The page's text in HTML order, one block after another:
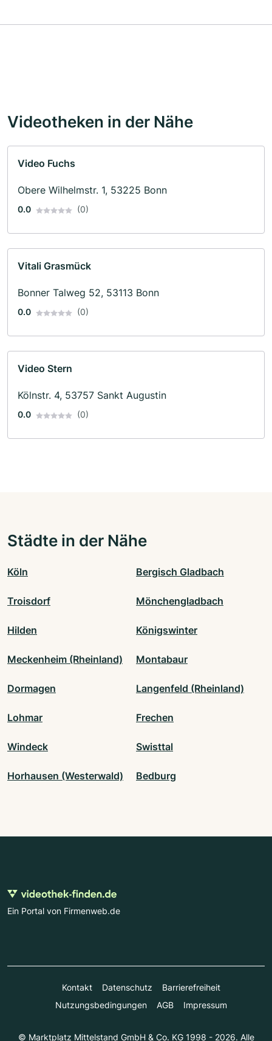
Videotheken in der Nähe
Video Fuchs
Obere Wilhelmstr. 1, 53225 Bonn
0.0 (0)
Vitali Grasmück
Bonner Talweg 52, 53113 Bonn
0.0 (0)
Video Stern
Kölnstr. 4, 53757 Sankt Augustin
0.0 (0)
Städte in der Nähe
Köln Bergisch Gladbach
Troisdorf Mönchengladbach
Hilden Königswinter
Meckenheim (Rheinland) Montabaur
Dormagen Langenfeld (Rheinland)
Lohmar Frechen
Windeck Swisttal
Horhausen (Westerwald) Bedburg
Ein Portal von Firmenweb.de
Kontakt Datenschutz
Barrierefreiheit
Nutzungsbedingungen
AGB Impressum
© Marktplatz Mittelstand GmbH & Co. KG 1998 - 2026. Alle